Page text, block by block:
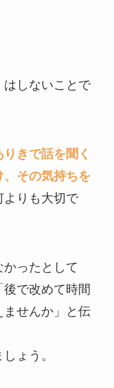
はしないことで
きで話を聞く
その気持ちを
よりも大切で
ったとして
で改めて時間
ませんか」と伝
ょう。